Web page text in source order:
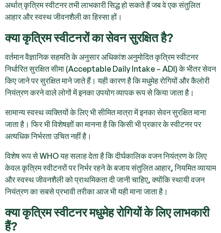
अर्थात् कृत्रिम स्वीटनर तभी लाभकारी सिद्ध हो सकते हैं जब वे एक संतुलित
आहार और स्वस्थ जीवनशैली का हिस्सा हों।
क्या कृत्रिम स्वीटनरों का सेवन सुरक्षित है?
वर्तमान वैज्ञानिक सहमति के अनुसार अधिकांश अनुमोदित कृत्रिम स्वीटनर
निर्धारित सुरक्षित सीमा (Acceptable Daily Intake – ADI) के भीतर सेवन
किए जाने पर सुरक्षित माने जाते हैं। यही कारण है कि मधुमेह रोगियों और कैलोरी
नियंत्रण करने वाले लोगों में इनका उपयोग व्यापक रूप से किया जाता है।
सामान्य स्वस्थ व्यक्तियों के लिए भी सीमित मात्रा में इनका सेवन सुरक्षित माना
जाता है। फिर भी विशेषज्ञों का मानना है कि किसी भी प्रकार के स्वीटनर पर
अत्यधिक निर्भरता उचित नहीं है।
विशेष रूप से WHO यह सलाह देता है कि दीर्घकालिक वजन नियंत्रण के लिए
केवल कृत्रिम स्वीटनरों पर निर्भर रहने के बजाय संतुलित आहार, नियमित व्यायाम
और स्वस्थ जीवनशैली को प्राथमिकता दी जानी चाहिए, क्योंकि स्थायी वजन
नियंत्रण का सबसे प्रभावी तरीका आज भी यही माना जाता है।
क्या कृत्रिम स्वीटनर मधुमेह रोगियों के लिए लाभकारी
हैं?